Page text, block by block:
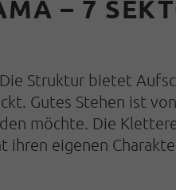
– 7
Struktur bietet
Gutes Stehen ist
möchte. Die
ihren eigenen